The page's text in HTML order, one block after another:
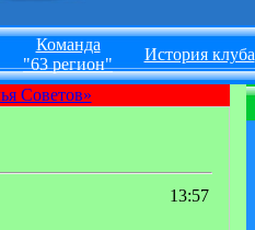
Команда
"63 регион"
История клуба
Советов»
13:57